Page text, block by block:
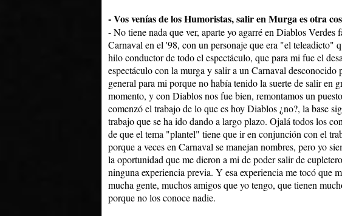
- Vos venías de los Humoristas, salir en Murga es otra
- No tiene nada que ver, aparte yo agarré en Diablos Verdes
Carnaval en el '98, con un personaje que era "el teleadicto"
hilo conductor de todo el espectáculo, que para mi fue el
espectáculo con la murga y salir a un Carnaval
general para mi porque no había tenido la suerte de salir en
momento, y con Diablos nos fue bien, remontamos un
comenzó el trabajo de lo que es hoy Diablos ¿no?, la base
trabajo que se ha ido dando a largo plazo. Ojalá todos los
de que el tema "plantel" tiene que ir en conjunción con el
porque a veces en Carnaval se manejan nombres, pero yo
la oportunidad que me dieron a mi de poder salir de
ninguna experiencia previa. Y esa experiencia me tocó que
mucha gente, muchos amigos que yo tengo, que tienen
porque no los conoce nadie.